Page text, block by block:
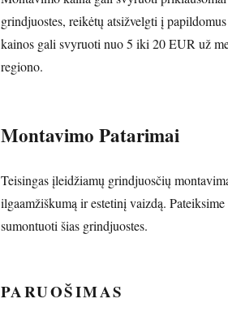
grindjuostes, reikėtų atsižvelgti į
kainos gali svyruoti nuo 5 iki 20 EUR už
regiono.
Montavimo Patarimai
Teisingas įleidžiamų grindjuosčių
ilgaamžiškumą ir estetinį vaizdą.
sumontuoti šias grindjuostes.
PARUOŠIMAS